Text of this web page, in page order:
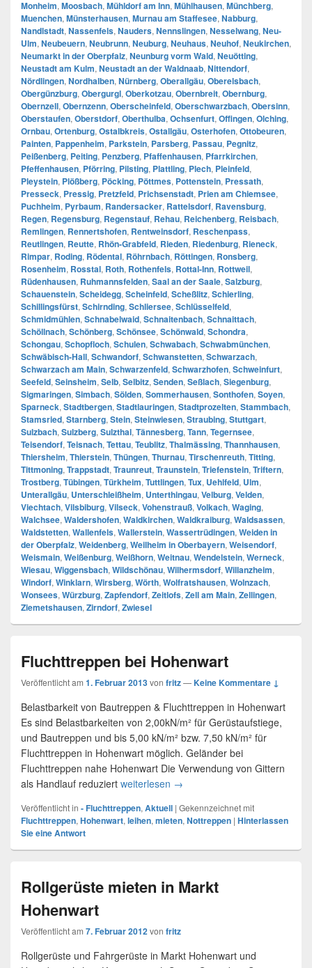
Monheim, Moosbach, Mühldorf am Inn, Mühlhausen, Münchberg,
Muenchen, Münsterhausen, Murnau am Staffesee, Nabburg,
Nandlstadt, Nassenfels, Nauders, Nennslingen, Nesselwang, Neu-
Ulm, Neubeuern, Neubrunn, Neuburg, Neuhaus, Neuhof, Neukirchen,
Neumarkt in der Oberpfalz, Neunburg vorm Wald, Neuötting,
Neustadt am Kulm, Neustadt an der Waldnaab, Nittendorf,
Nördlingen, Nordhalben, Nürnberg, Oberallgäu, Oberelsbach,
Obergünzburg, Obergurgl, Oberkotzau, Obernbreit, Obernburg,
Obernzell, Obernzenn, Oberscheinfeld, Oberschwarzbach, Obersinn,
Oberstaufen, Oberstdorf, Oberthulba, Ochsenfurt, Offingen, Olching,
Ornbau, Ortenburg, Ostalbkreis, Ostallgäu, Osterhofen, Ottobeuren,
Painten, Pappenheim, Parkstein, Parsberg, Passau, Pegnitz,
Peißenberg, Peiting, Penzberg, Pfaffenhausen, Pfarrkirchen,
Pfeffenhausen, Pförring, Pilsting, Plattling, Plech, Pleinfeld,
Pleystein, Plößberg, Pöcking, Pöttmes, Pottenstein, Pressath,
Presseck, Pressig, Pretzfeld, Prichsenstadt, Prien am Chiemsee,
Puchheim, Pyrbaum, Randersacker, Rattelsdorf, Ravensburg,
Regen, Regensburg, Regenstauf, Rehau, Reichenberg, Reisbach,
Remlingen, Rennertshofen, Rentweinsdorf, Reschenpass,
Reutlingen, Reutte, Rhön-Grabfeld, Rieden, Riedenburg, Rieneck,
Rimpar, Roding, Rödental, Röhrnbach, Röttingen, Ronsberg,
Rosenheim, Rosstal, Roth, Rothenfels, Rottal-Inn, Rottweil,
Rüdenhausen, Ruhmannsfelden, Saal an der Saale, Salzburg,
Schauenstein, Scheidegg, Scheinfeld, Scheßlitz, Schierling,
Schillingsfürst, Schirnding, Schliersee, Schlüsselfeld,
Schmidmühlen, Schnabelwaid, Schnaitenbach, Schnaittach,
Schöllnach, Schönberg, Schönsee, Schönwald, Schondra,
Schongau, Schopfloch, Schulen, Schwabach, Schwabmünchen,
Schwäbisch-Hall, Schwandorf, Schwanstetten, Schwarzach,
Schwarzach am Main, Schwarzenfeld, Schwarzhofen, Schweinfurt,
Seefeld, Seinsheim, Selb, Selbitz, Senden, Seßlach, Siegenburg,
Sigmaringen, Simbach, Sölden, Sommerhausen, Sonthofen, Soyen,
Sparneck, Stadtbergen, Stadtlauringen, Stadtprozelten, Stammbach,
Stamsried, Starnberg, Stein, Steinwiesen, Straubing, Stuttgart,
Sulzbach, Sulzberg, Sulzthal, Tännesberg, Tann, Tegernsee,
Teisendorf, Teisnach, Tettau, Teublitz, Thalmässing, Thannhausen,
Thiersheim, Thierstein, Thüngen, Thurnau, Tirschenreuth, Titting,
Tittmoning, Trappstadt, Traunreut, Traunstein, Triefenstein, Triftern,
Trostberg, Tübingen, Türkheim, Tuttlingen, Tux, Uehlfeld, Ulm,
Unterallgäu, Unterschleißheim, Unterthingau, Velburg, Velden,
Viechtach, Vilsbiburg, Vilseck, Vohenstrauß, Volkach, Waging,
Walchsee, Waldershofen, Waldkirchen, Waldkraiburg, Waldsassen,
Waldstetten, Wallenfels, Wallerstein, Wassertrüdingen, Weiden in
der Oberpfalz, Weidenberg, Weilheim in Oberbayern, Weisendorf,
Weismain, Weißenburg, Weißhorn, Weitnau, Wendelstein, Werneck,
Wiesau, Wiggensbach, Wildschönau, Wilhermsdorf, Willanzheim,
Windorf, Winklarn, Wirsberg, Wörth, Wolfratshausen, Wolnzach,
Wonsees, Würzburg, Zapfendorf, Zeitlofs, Zell am Main, Zellingen,
Ziemetshausen, Zirndorf, Zwiesel
Fluchttreppen bei Hohenwart
Veröffentlicht am 1. Februar 2013von fritz—Keine Kommentare ↓
Belastbarkeit von Bautreppen & Fluchttreppen in Hohenwart
Es sind Belastbarkeiten von 2,00kN/m² für Gerüstaufstiege,
und Bautreppen und bis 5,00 kN/m² bzw. 7,50 kN/m² für
Fluchttreppen in Hohenwart möglich. Geländer bei
Fluchttreppen nahe Hohenwart Die Verwendung von Gittern
als Handlauf reduziert weiterlesen Fluchttreppen bei Hohenwart
→
Veröffentlicht in - Fluchttreppen, Aktuell | Gekennzeichnet mit
Fluchttreppen, Hohenwart, leihen, mieten, Nottreppen | Hinterlassen
Sie eine Antwort
Rollgerüste mieten in Markt
Hohenwart
Veröffentlicht am 7. Februar 2012von fritz
Rollgerüste und Fahrgerüste in Markt Hohenwart und